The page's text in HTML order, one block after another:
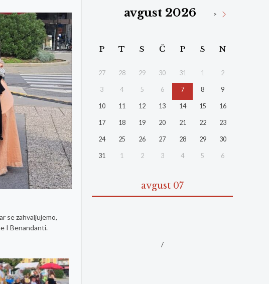
se zahvaljujemo,
I Benandanti.
avgust 2026 >
P T S Č P S N
27 28 29 30 31 1 2
3 4 5 6 7 8 9
10 11 12 13 14 15 16
17 18 19 20 21 22 23
24 25 26 27 28 29 30
31 1 2 3 4 5 6
avgust 07
/